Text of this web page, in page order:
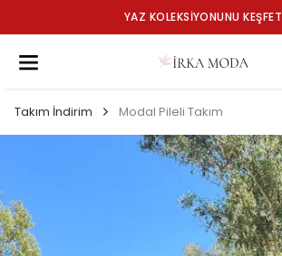
YAZ KOLEKSİYONUNU KEŞFET
Takım İndirim Modal Pileli Takım